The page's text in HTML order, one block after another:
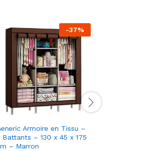
-37%
Armoire en Tissu –
Battants – 130 x 45 x 175
– Marron